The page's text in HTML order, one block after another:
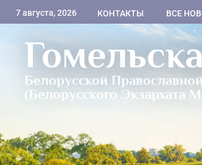
7 августа, 2026 КОНТАКТЫ ВСЕ
Белорусской
(Белорусского Экзархата